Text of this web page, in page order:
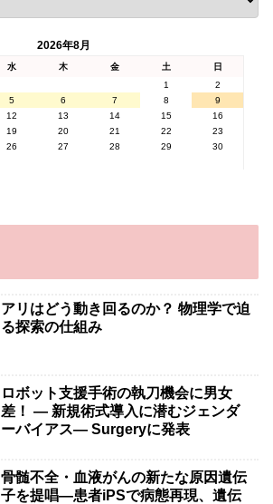
2026年8月
水 木 金 土
日
1
2
5 6 7 8
9
12 13 14 15
16
19 20 21 22
23
26 27 28 29
30
アリはどう動き回るのか？ 物理学で迫
る探索の仕組み
ロボット支援手術の執刀機会に男女
差！ — 新規術式導入に潜むジェンダ
ーバイアス— Surgeryに発表
骨髄不全・血液がんの新たな原因遺伝
子を提唱―患者iPSで病態再現、遺伝